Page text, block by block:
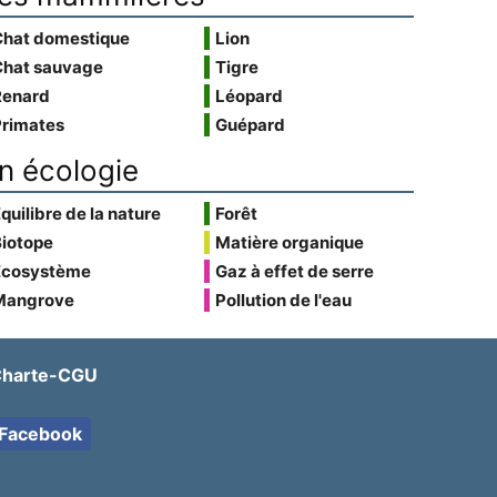
domestique
sauvage
Lion
Tigre
Léopard
Guépard
écologie
de la nature
Forêt
Matière organique
Gaz à effet de serre
Pollution de l'eau
CGU
Facebook